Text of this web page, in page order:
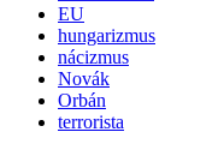
EU
hungarizmus
nácizmus
Novák
Orbán
terrorista